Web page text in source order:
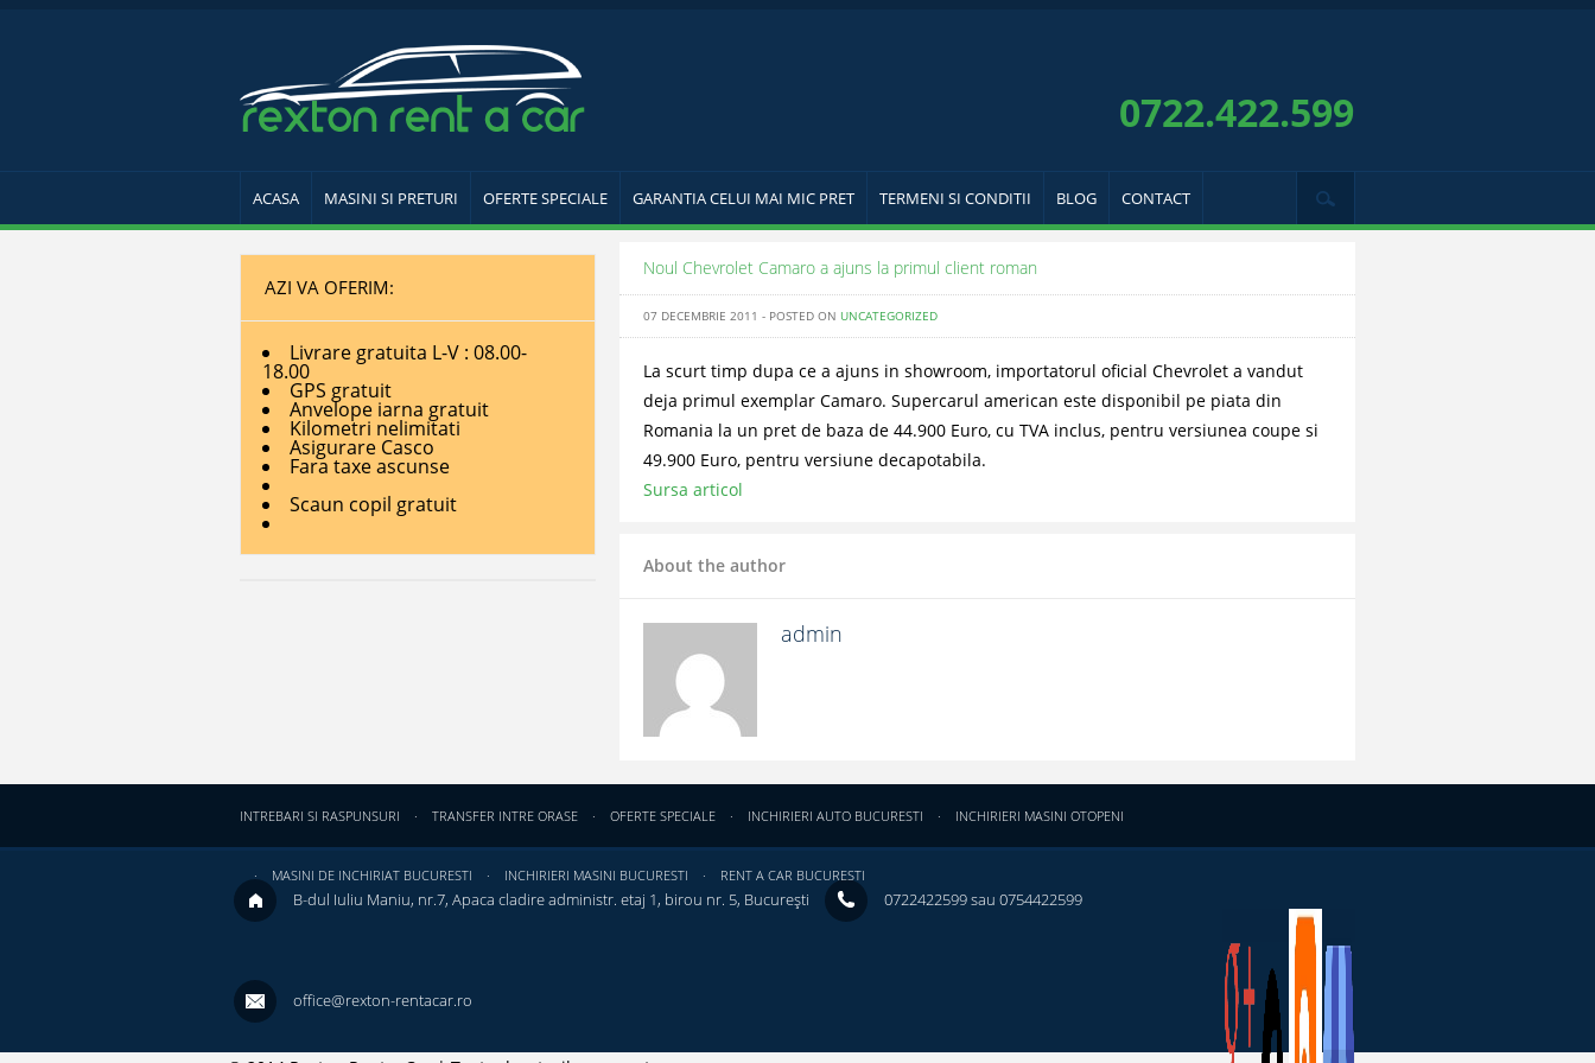
0722.422.599
ACASA MASINI SI PRETURI OFERTE SPECIALE GARANTIA CELUI MAI MIC PRET TERMENI SI CONDITII BLOG CONTACT
Noul Chevrolet Camaro a ajuns la primul client roman
07 DECEMBRIE 2011 - POSTED ON UNCATEGORIZED
La scurt timp dupa ce a ajuns in showroom, importatorul oficial Chevrolet a vandut
deja primul exemplar Camaro. Supercarul american este disponibil pe piata din
Romania la un pret de baza de 44.900 Euro, cu TVA inclus, pentru versiunea coupe si
49.900 Euro, pentru versiune decapotabila.
Sursa articol
About the author
admin
AZI VA OFERIM:
Livrare gratuita L-V : 08.00-
18.00
GPS gratuit
Anvelope iarna gratuit
Kilometri nelimitati
Asigurare Casco
Fara taxe ascunse
Scaun copil gratuit
INTREBARI SI RASPUNSURI TRANSFER INTRE ORASE OFERTE SPECIALE INCHIRIERI AUTO BUCURESTI INCHIRIERI MASINI OTOPENI
MASINI DE INCHIRIAT BUCURESTI INCHIRIERI MASINI BUCURESTI RENT A CAR BUCURESTI
B-dul Iuliu Maniu, nr.7, Apaca cladire administr. etaj 1, birou nr. 5, București ‎ 0722422599 sau 0754422599
office@rexton-rentacar.ro